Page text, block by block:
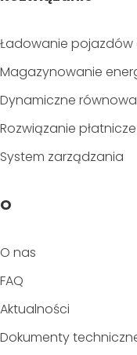
Ładowanie pojazdów
Magazynowanie
Dynamiczne
Rozwiązanie płatnicze
System zarządzania
O
O nas
FAQ
Aktualności
Dokumenty